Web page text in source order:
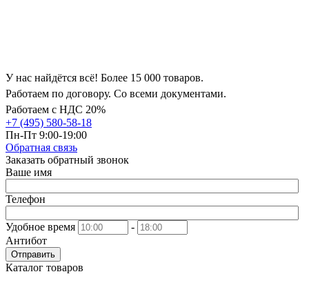
У нас найдётся всё! Более 15 000 товаров.
Работаем по договору. Со всеми документами.
Работаем с НДС 20%
+7 (495) 580-58-18
Пн-Пт 9:00-19:00
Обратная связь
Заказать обратный звонок
Ваше имя
Телефон
Удобное время
-
Антибот
Отправить
Каталог товаров